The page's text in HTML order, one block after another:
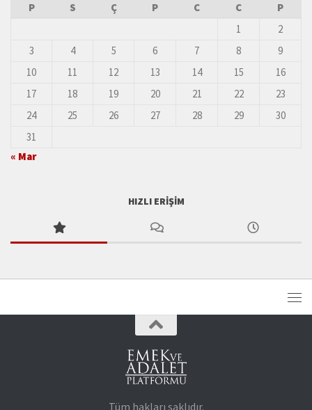
P
S Ç P C C
P
1
2
3
4 5 6 7 8
9
10
11 12 13 14 15
16
17
18 19 20 21 22
23
24
25 26 27 28 29
30
31
« Mar
HIZLI ERIŞIM
Tüm hakları saklıdır.